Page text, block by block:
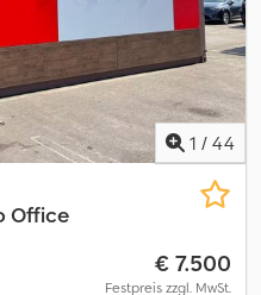
NAUTEXA GmbH – Ihr
1 / 44
Office
€ 7.500
Festpreis zzgl. MwSt.